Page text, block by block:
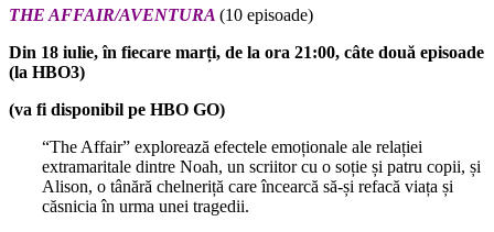
THE AFFAIR/AVENTURA (10 episoade)
Din 18 iulie, în fiecare marți, de la ora 21:00, câte două episoade
(la HBO3)
(va fi disponibil pe HBO GO)
“The Affair” explorează efectele emoționale ale relației
extramaritale dintre Noah, un scriitor cu o soție și patru copii, și
Alison, o tânără chelneriță care încearcă să-și refacă viața și
căsnicia în urma unei tragedii.